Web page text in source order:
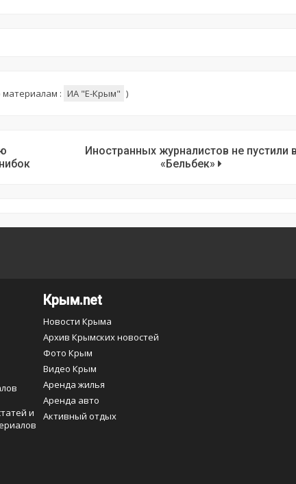
материалам : ИА "E-Крым" )
Иностранных журналистов не пустили в
«Бельбек»
и
Крым.net
Новости Крыма
Архив Крымских новостей
Фото Крым
Видео Крым
Аренда жилья
Аренда авто
Активный отдых